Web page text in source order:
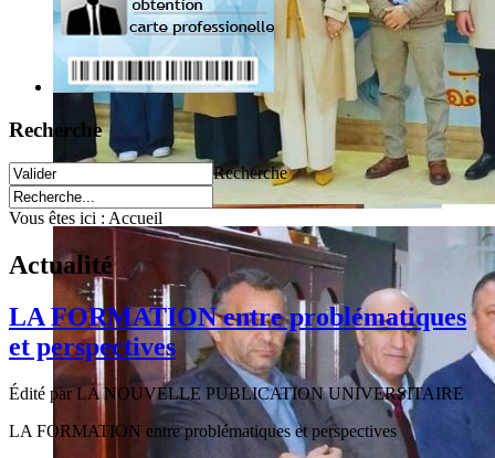
Recherche
Recherche
Vous êtes ici : Accueil
Actualité
LA FORMATION entre problématiques
et perspectives
Édité par LA NOUVELLE PUBLICATION UNIVERSITAIRE
LA FORMATION entre problématiques et perspectives